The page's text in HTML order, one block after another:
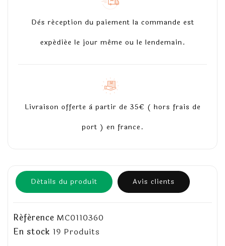
Dès réception du paiement la commande est
expédiée le jour même ou le lendemain.
Livraison offerte à partir de 35€ ( hors frais de
port ) en france.
Détails du produit Avis clients
Référence MC0110360
En stock 19 Produits